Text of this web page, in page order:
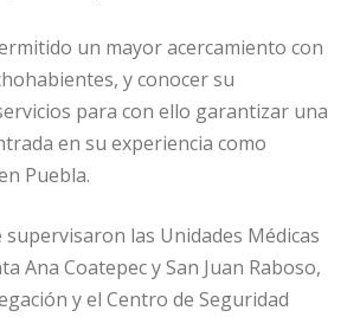
un mayor acercamiento con
y conocer su
para con ello garantizar una
en su experiencia como
Puebla.
supervisaron las Unidades Médicas
Ana Coatepec y San Juan Raboso,
y el Centro de Seguridad